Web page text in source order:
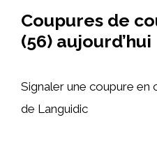
Coupures de
(56) aujourd’hui
Signaler une coupure en
de Languidic